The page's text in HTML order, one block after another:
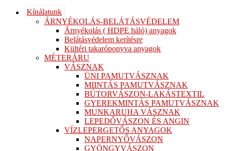
Kínálatunk
ÁRNYÉKOLÁS-BELÁTÁSVÉDELEM
Árnyékolás ( HDPE háló) anyagok
Belátásvédelem kerítésre
Kültéri takaróponyva anyagok
MÉTERÁRU
VÁSZNAK
ÜNI PAMUTVÁSZNAK
MIINTÁS PAMUTVÁSZNAK
BÚTORVÁSZON-LAKÁSTEXTIL
GYEREKMINTÁS PAMUTVÁSZNAK
MUNKARUHA VÁSZNAK
LEPEDŐVÁSZON ÉS ANGIN
VÍZLEPERGETŐS ANYAGOK
NAPERNYŐVÁSZON
GYÖNGYVÁSZON